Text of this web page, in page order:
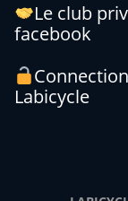
Le club
facebook
Labicycle